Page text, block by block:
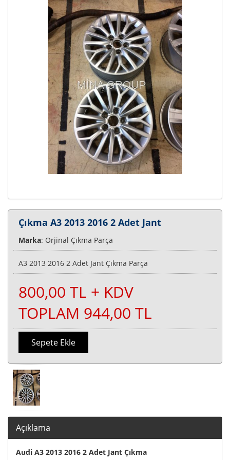
Çıkma A3 2013 2016 2 Adet Jant
Marka: Orjinal Çıkma Parça
A3 2013 2016 2 Adet Jant Çıkma Parça
800,00 TL + KDV
TOPLAM 944,00 TL
Sepete Ekle
Açıklama
Audi A3 2013 2016 2 Adet Jant Çıkma